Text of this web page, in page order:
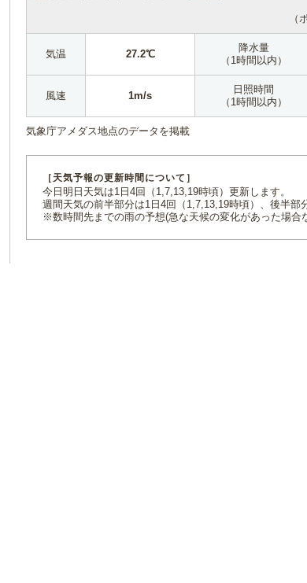
（
気温 27.2℃
降水量
（1時間以内）
風速 1m/s
日照時間
（1時間以内）
気象庁アメダス地点のデータを掲載
［天気予報の更新時間について］
今日明日天気は1日4回（1,7,13,19時頃）更新します。
週間天気の前半部分は1日4回（1,7,13,19時頃）、後半部
※数時間先までの雨の予想(急な天候の変化があった場合